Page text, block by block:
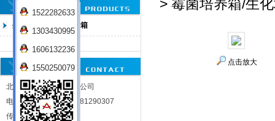
北京中科环试仪器有限公司
生化培养箱/霉菌培养箱
霉菌/生化培养箱
北京中科环试仪器有限公司
电话：010-81290302 81290307
传真：010-81283287
> 霉菌培养箱/生
点击放大
1522282633
1303430995
1606132236
1550250079